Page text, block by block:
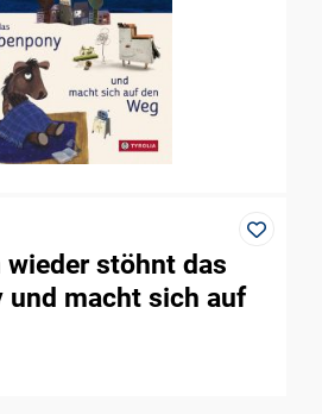
wieder stöhnt das
und macht sich auf